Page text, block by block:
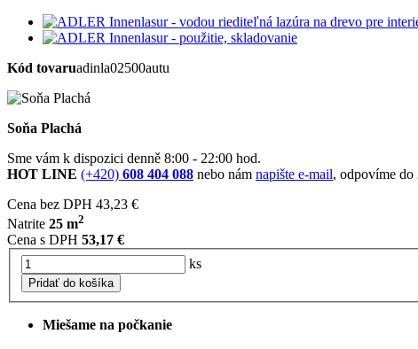
Kód tovaruadinla02500autu
Soňa Plachá
Sme vám k dispozici denně 8:00 - 22:00 hod.
HOT LINE (+420) 608 404 088 nebo nám napište e-mail, odpovíme do
Cena bez DPH 43,23 €
Natrite 25 m2
Cena s DPH 53,17 €
ks
Pridať do košíka
Miešame na počkanie